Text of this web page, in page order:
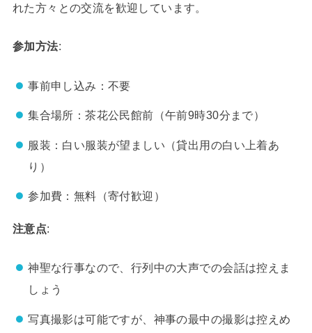
れた方々との交流を歓迎しています。
参加方法:
事前申し込み：不要
集合場所：茶花公民館前（午前9時30分まで）
服装：白い服装が望ましい（貸出用の白い上着あ
り）
参加費：無料（寄付歓迎）
注意点:
神聖な行事なので、行列中の大声での会話は控えま
しょう
写真撮影は可能ですが、神事の最中の撮影は控えめ